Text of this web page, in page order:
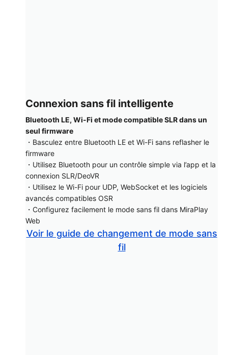
Connexion sans fil intelligente
Bluetooth LE, Wi-Fi et mode compatible SLR dans un
seul firmware
・Basculez entre Bluetooth LE et Wi-Fi sans reflasher le
firmware
・Utilisez Bluetooth pour un contrôle simple via l’app et la
connexion SLR/DeoVR
・Utilisez le Wi-Fi pour UDP, WebSocket et les logiciels
avancés compatibles OSR
・Configurez facilement le mode sans fil dans MiraPlay
Web
Voir le guide de changement de mode sans
fil